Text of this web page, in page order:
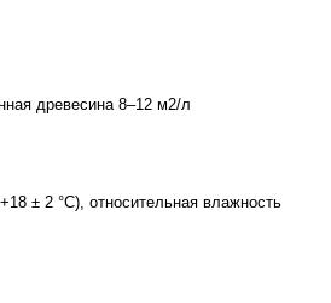
древесина 8–12 м2/л
± 2 °C), относительная влажность